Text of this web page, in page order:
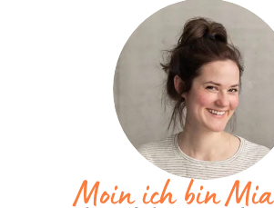
Moin ich bin Mia